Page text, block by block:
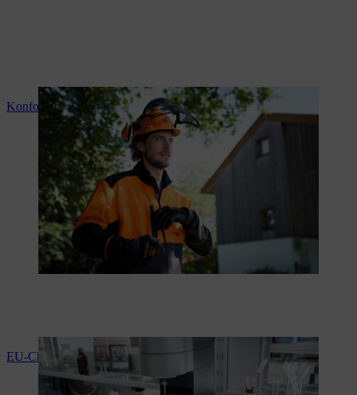
Konformitätserklärungen
EU-Chemikalien-Verordnung